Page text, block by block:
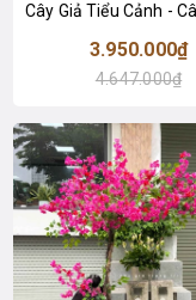
3.950.000₫
4.647.000₫